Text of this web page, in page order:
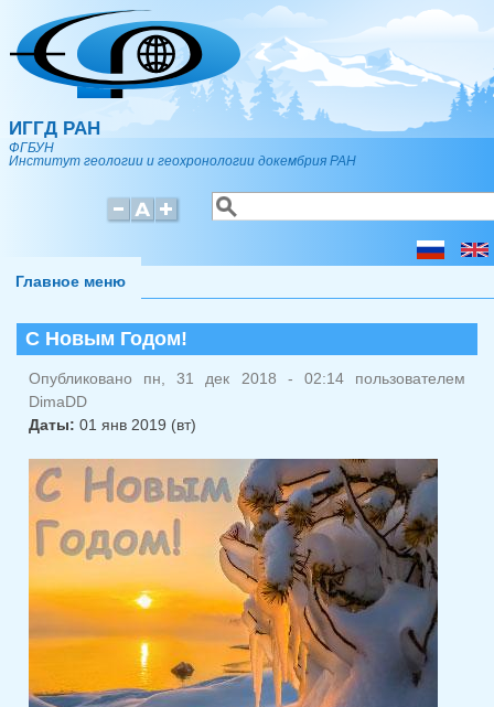
Перейти к основному содержанию
ИГГД РАН
ФГБУН
Институт геологии и геохронологии докембрия РАН
Форма поиска
Поиск
Главное меню
С Новым Годом!
Опубликовано пн, 31 дек 2018 - 02:14 пользователем
DimaDD
Даты: 01 янв 2019 (вт)